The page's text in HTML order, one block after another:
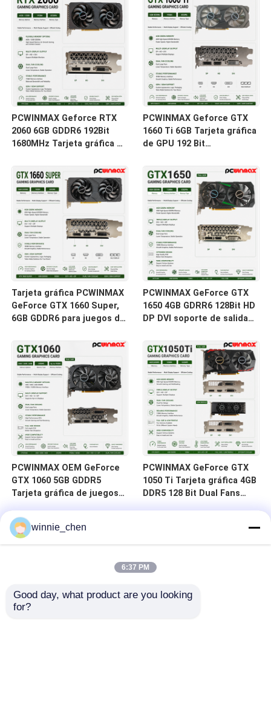
de la PC
para PC de juegos OEM al
por mayor
PCWINMAX Geforce RTX
2060 6GB GDDR6 192Bit
1680MHz Tarjeta gráfica de
con HD / DP / DVI en stock
para computadoras de
escritorio
PCWINMAX Geforce GTX
1660 Ti 6GB Tarjeta gráfica
de GPU 192 Bit
DVI 14Gbps Memoria
Tarjeta gráfica PCWINMAX
GeForce GTX 1660 Super,
6GB GDDR6 para juegos de
tarjeta de video PCIe 3.0
x16, tarjetas de juego
1660S
PCWINMAX GeForce GTX
1650 4GB GDRR6 128Bit HD
DP DVI soporte de salida
gráfica OC
PCWINMAX OEM GeForce
GTX 1060 5GB GDDR5
Tarjeta gráfica de juegos
ventiladores con tarjeta de
vídeo de salida HD DP DVI
PCWINMAX GeForce GTX
1050 Ti Tarjeta gráfica 4GB
DDR5 128 Bit Dual Fans
winnie_chen
6:37 PM
Good day, what product are you looking
for?